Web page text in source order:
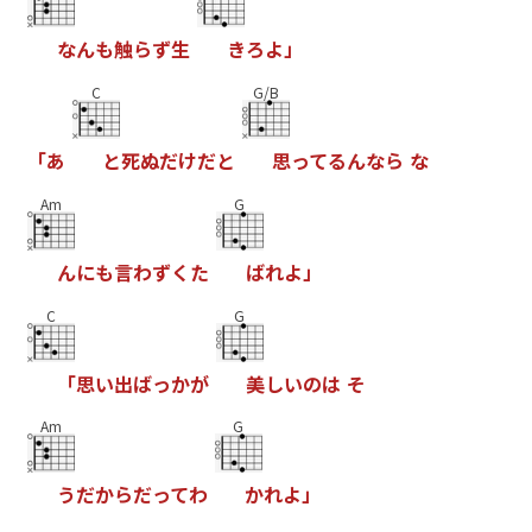
なんも触らず生 きろよ」
「あ
C
と死ぬだけだと
G/B
思ってるんなら な
Am
んにも言わずく た
G
ばれよ 」
C
「思い出ばっかが
G
美しいのは そ
Am
うだからだってわ
G
かれよ」